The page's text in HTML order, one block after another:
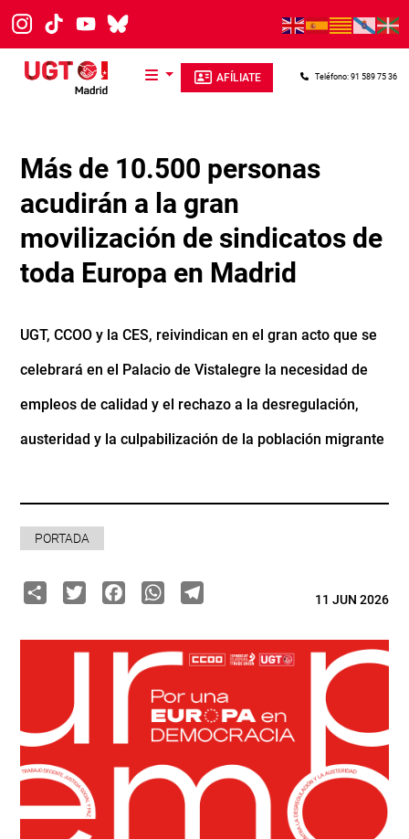
Pasar al contenido principal
AFÍLIATE Teléfono: 91 589 75 36
Más de 10.500 personas
acudirán a la gran
movilización de sindicatos de
toda Europa en Madrid
UGT, CCOO y la CES, reivindican en el gran acto que se
celebrará en el Palacio de Vistalegre la necesidad de
empleos de calidad y el rechazo a la desregulación,
austeridad y la culpabilización de la población migrante
PORTADA
ShareTwitterFacebook
WhatsApp
Telegram11 JUN 2026